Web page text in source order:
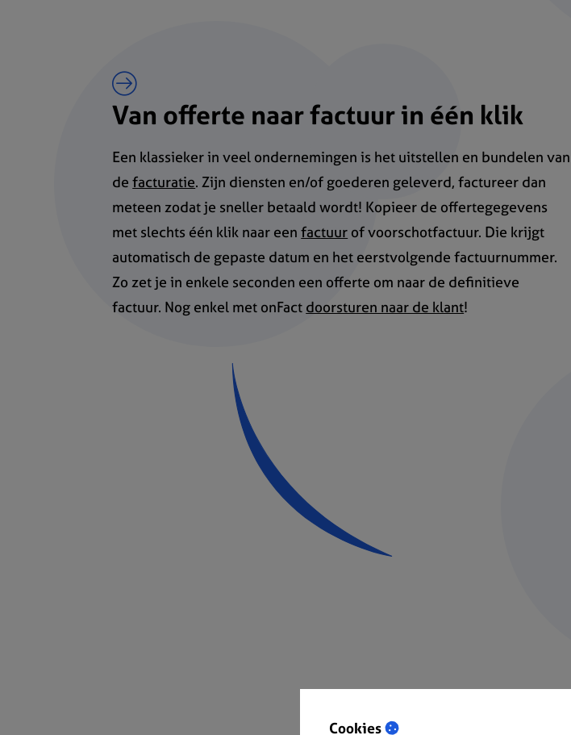
Van offerte naar factuur in één klik
Een klassieker in veel ondernemingen is het uitstellen en bundelen van
defacturatie. Zijn diensten en/of goederen geleverd, factureer dan
meteen zodat je sneller betaald wordt! Kopieer de offertegegevens
met slechts één klik naar eenfactuur of voorschotfactuur. Die krijgt
automatisch de gepaste datum en het eerstvolgende factuurnummer.
Zo zet je in enkele seconden een offerte om naar de definitieve
factuur. Nog enkel met onFact doorsturen naar de klant!
Cookies